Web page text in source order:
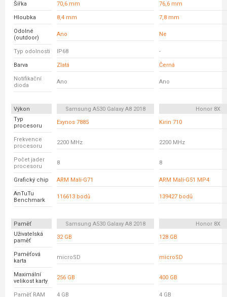
Šířka 70,6 mm 76,6 mm
Hloubka 8,4 mm 7,8 mm
Odolné
(outdoor)
Ano Ne
Typ odolnosti IP68 -
Barva Zlatá Černá
Notifikační
dioda
Ano Ano
Výkon Samsung A530 Galaxy A8 2018
Honor 8X
Typ
procesoru
Exynos 7885 Kirin 710
Frekvence
procesoru
2200 MHz 2200 MHz
Počet jader
procesoru
8 8
Grafický chip ARM Mali-G71 ARM Mali-G51 MP4
AnTuTu
Benchmark
116613 bodů 139427 bodů
Paměť Samsung A530 Galaxy A8 2018
Honor 8X
Uživatelská
paměť
32 GB 128 GB
Paměťová
karta
microSD microSD
Maximální
velikost karty
256 GB 400 GB
Paměť RAM 4 GB 4 GB